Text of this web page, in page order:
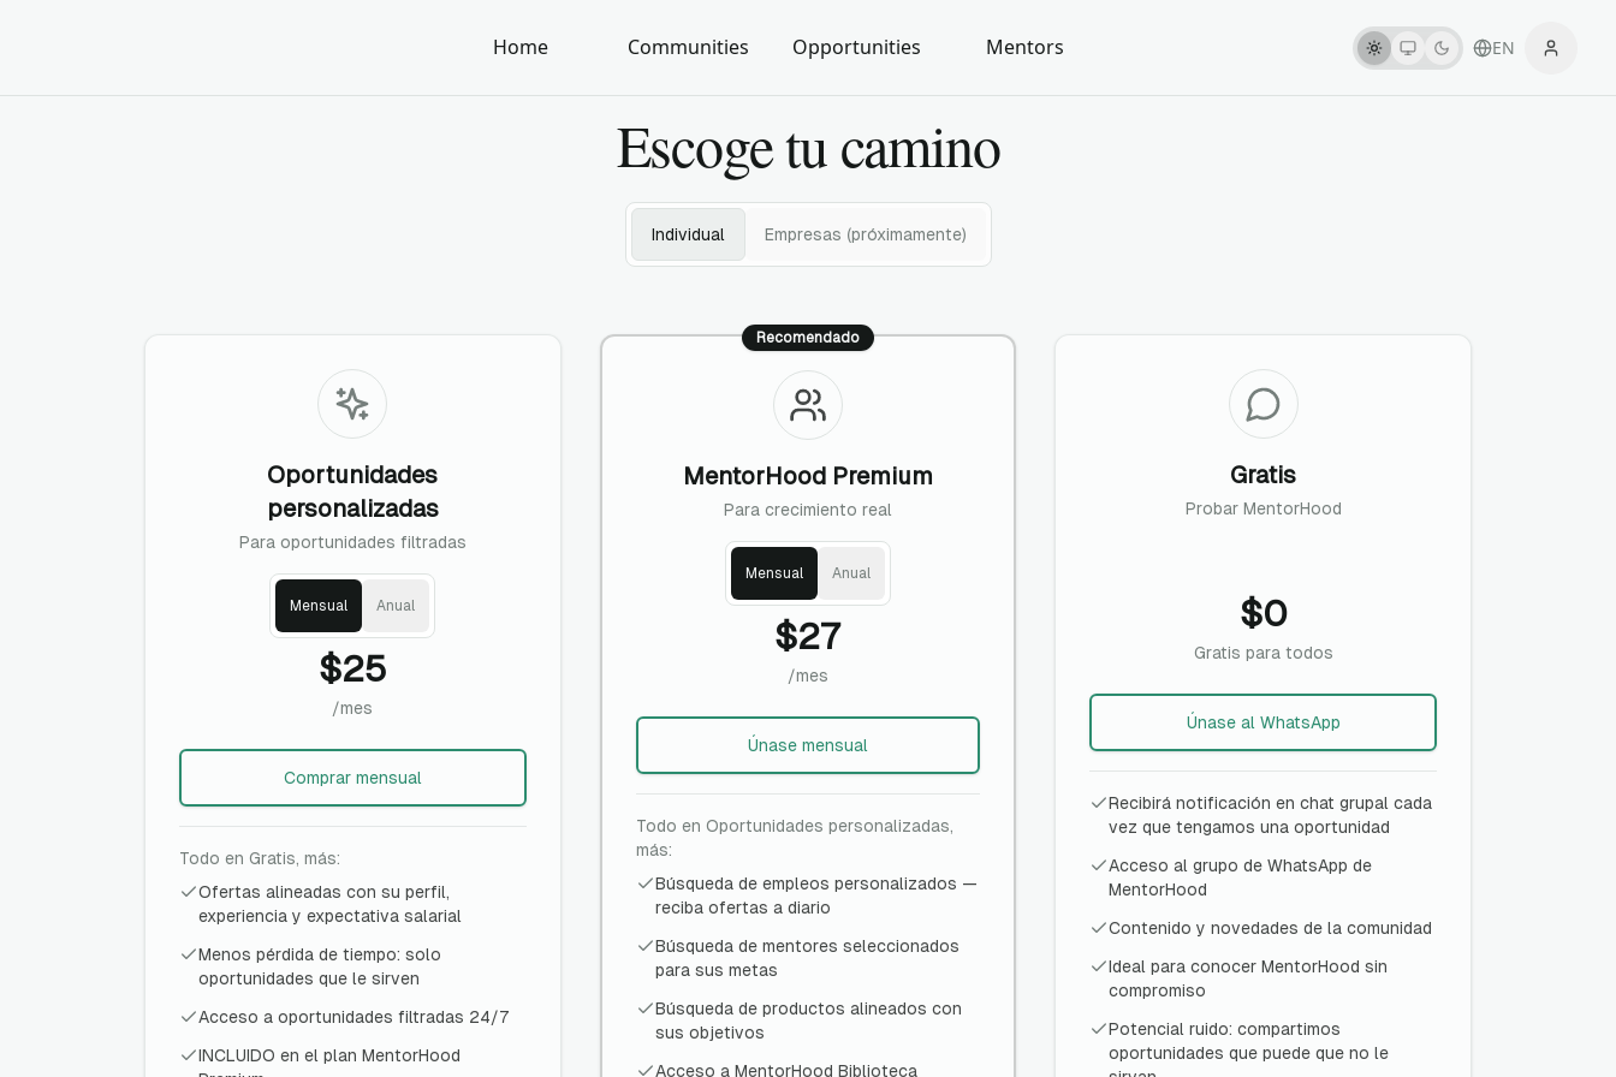
Home Communities Opportunities Mentors EN
Escoge tu camino
Individual Empresas (próximamente)
Oportunidades
personalizadas
Para oportunidades filtradas
Mensual Anual
$25
/mes
Comprar mensual
Todo en Gratis, más:
Ofertas alineadas con su perfil,
experiencia y expectativa salarial
Menos pérdida de tiempo: solo
oportunidades que le sirven
Acceso a oportunidades filtradas 24/7
INCLUIDO en el plan MentorHood
Recomendado
MentorHood Premium
Para crecimiento real
Mensual Anual
$27
/mes
Únase mensual
Todo en Oportunidades personalizadas,
más:
Búsqueda de empleos personalizados —
reciba ofertas a diario
Búsqueda de mentores seleccionados
para sus metas
Búsqueda de productos alineados con
sus objetivos
Acceso a MentorHood Biblioteca
Gratis
Probar MentorHood
$0
Gratis para todos
Únase al WhatsApp
Recibirá notificación en chat grupal cada
vez que tengamos una oportunidad
Acceso al grupo de WhatsApp de
MentorHood
Contenido y novedades de la comunidad
Ideal para conocer MentorHood sin
compromiso
Potencial ruido: compartimos
oportunidades que puede que no le